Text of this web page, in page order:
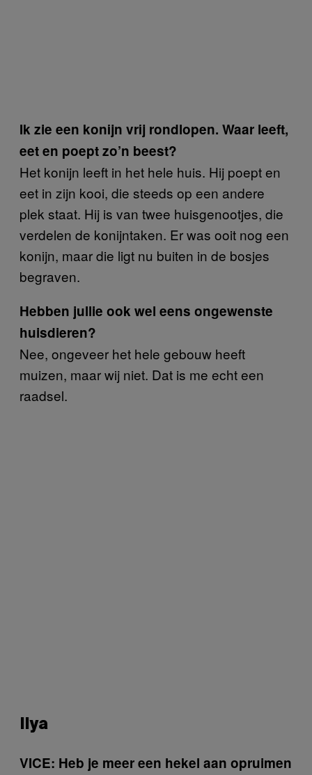
Ik zie een konijn vrij rondlopen. Waar leeft,
eet en poept zo’n beest?
Het konijn leeft in het hele huis. Hij poept en
eet in zijn kooi, die steeds op een andere
plek staat. Hij is van twee huisgenootjes, die
verdelen de konijntaken. Er was ooit nog een
konijn, maar die ligt nu buiten in de bosjes
begraven.
Hebben jullie ook wel eens ongewenste
huisdieren?
Nee, ongeveer het hele gebouw heeft
muizen, maar wij niet. Dat is me echt een
raadsel.
Ilya
VICE: Heb je meer een hekel aan opruimen